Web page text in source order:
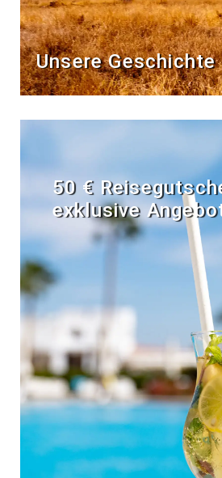
Unsere Geschichte
50 €
exklusive